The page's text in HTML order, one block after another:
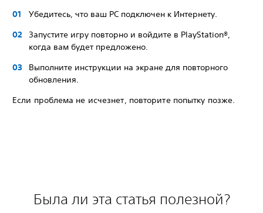
Убедитесь, что ваш PC подключен к Интернету.
Запустите игру повторно и войдите в PlayStation®,
когда вам будет предложено.
Выполните инструкции на экране для повторного
обновления.
Если проблема не исчезнет, повторите попытку позже.
Была ли эта статья полезной?